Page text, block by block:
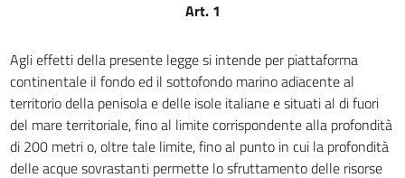
DEL PERMESSO DI RICERCA
17
18
19
20
Art. 1
Agli effetti della presente legge si intende per piattaforma
continentale il fondo ed il sottofondo marino adiacente al
territorio della penisola e delle isole italiane e situati al di fuori
del mare territoriale, fino al limite corrispondente alla profondità
di 200 metri o, oltre tale limite, fino al punto in cui la profondità
delle acque sovrastanti permette lo sfruttamento delle risorse